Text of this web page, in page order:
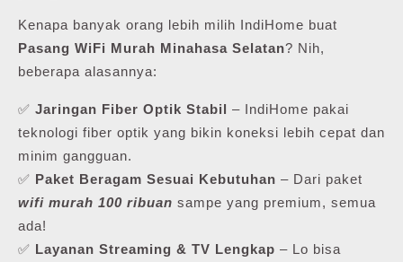
Kenapa banyak orang lebih milih IndiHome buat
Pasang WiFi Murah Minahasa Selatan? Nih,
beberapa alasannya:
✅ Jaringan Fiber Optik Stabil – IndiHome pakai
teknologi fiber optik yang bikin koneksi lebih cepat dan
minim gangguan.
✅ Paket Beragam Sesuai Kebutuhan – Dari paket
wifi murah 100 ribuan sampe yang premium, semua
ada!
✅ Layanan Streaming & TV Lengkap – Lo bisa